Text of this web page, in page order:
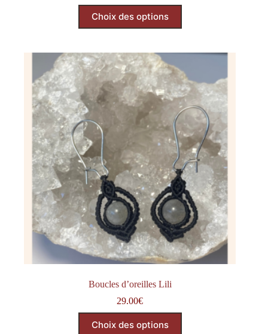
Choix des options
Boucles d’oreilles Lili
29.00€
Choix des options